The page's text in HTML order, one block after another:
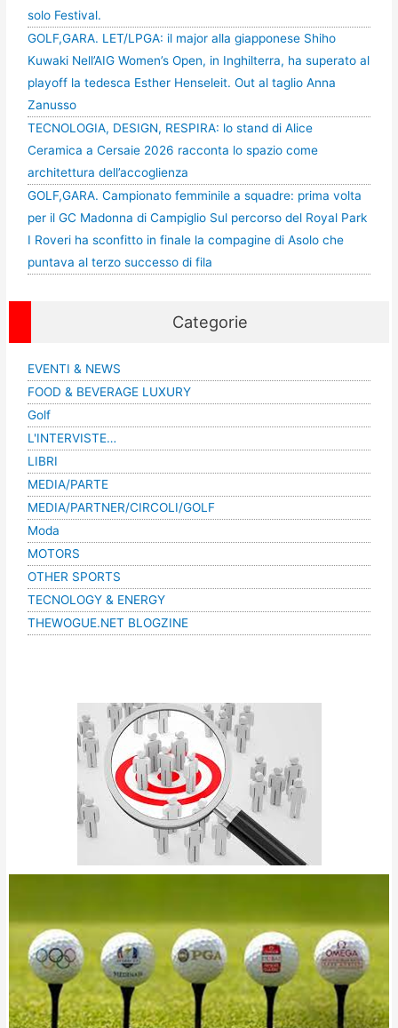
solo Festival.
GOLF,GARA. LET/LPGA: il major alla giapponese Shiho
Kuwaki Nell’AIG Women’s Open, in Inghilterra, ha superato al
playoff la tedesca Esther Henseleit. Out al taglio Anna
Zanusso
TECNOLOGIA, DESIGN, RESPIRA: lo stand di Alice
Ceramica a Cersaie 2026 racconta lo spazio come
architettura dell’accoglienza
GOLF,GARA. Campionato femminile a squadre: prima volta
per il GC Madonna di Campiglio Sul percorso del Royal Park
I Roveri ha sconfitto in finale la compagine di Asolo che
puntava al terzo successo di fila
Categorie
EVENTI & NEWS
FOOD & BEVERAGE LUXURY
Golf
L'INTERVISTE…
LIBRI
MEDIA/PARTE
MEDIA/PARTNER/CIRCOLI/GOLF
Moda
MOTORS
OTHER SPORTS
TECNOLOGY & ENERGY
THEWOGUE.NET BLOGZINE